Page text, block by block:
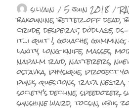
Auteur
silvain Publié
le
5 juin 2018
bakounine,better off dead,
crude,desperat,dödlage,
it...i quit !,gouache,gumming,
laxity,long knife,masses,
napalm raid,natterers,
ostavka,physique,project
punk,questions,rata negra,
society's decline,speedozer,
sunshine ward,tocsin,ubik,